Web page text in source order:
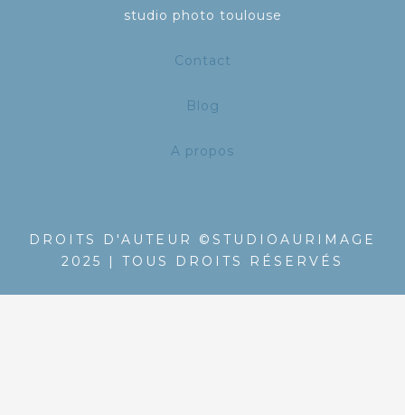
studio photo toulouse
Contact
Blog
A propos
DROITS D'AUTEUR ©STUDIOAURIMAGE
2025 | TOUS DROITS RÉSERVÉS